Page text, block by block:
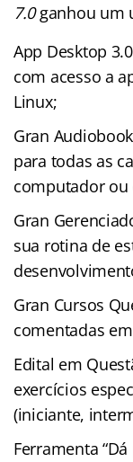
7.0ganhou um
App Desktop
com acesso a
Linux;
Gran
para todas as
computador ou
Gran
sua rotina de
Gran Cursos
comentadas
Edital em
exercícios
(iniciante,
Ferramenta